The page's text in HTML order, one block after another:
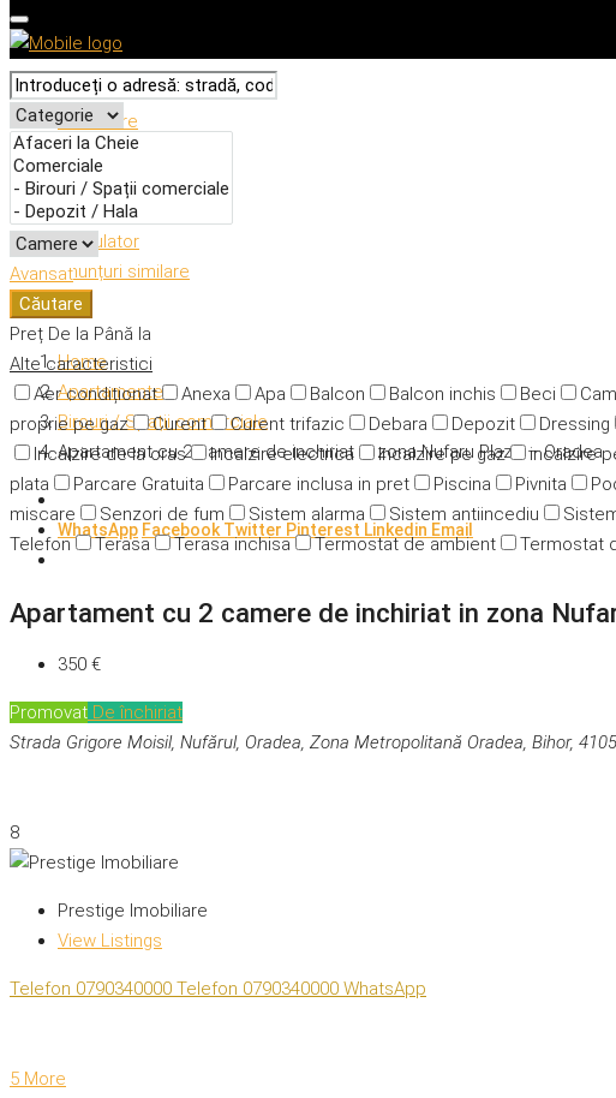
Avansat
Căutare
Preț De la Până la
Alte caracteristici
Aer condiționat
Anexa Apa Balcon Balcon inchis Beci
proprie pe gaz
Curent Curent trifazic Debara Depozit Dressing
Incalzire de la oras
Incalzire electrica Incalzire pe gaz incalzire
plata
Parcare Gratuita Parcare inclusa in pret Piscina Pivnita
miscare
Senzori de fum Sistem alarma Sistem antiincediu
Telefon
Terasa Terasa inchisa Termostat de ambient Termostat
Descriere
Caracteristici
Adresă
Detalii
Calculator
Anunțuri similare
Home
Apartamente
Birouri / Spații comerciale
Apartament cu 2 camere de inchiriat in zona Nufaru Plaza – Oradea
WhatsApp Facebook Twitter Pinterest Linkedin Email
Apartament cu 2 camere de inchiriat in zona
350 €
Promovat De închiriat
Strada Grigore Moisil, Nufărul, Oradea, Zona Metropolitană Oradea, Bihor,
8
Prestige Imobiliare
View Listings
Telefon 0790340000 Telefon 0790340000 WhatsApp
5 More